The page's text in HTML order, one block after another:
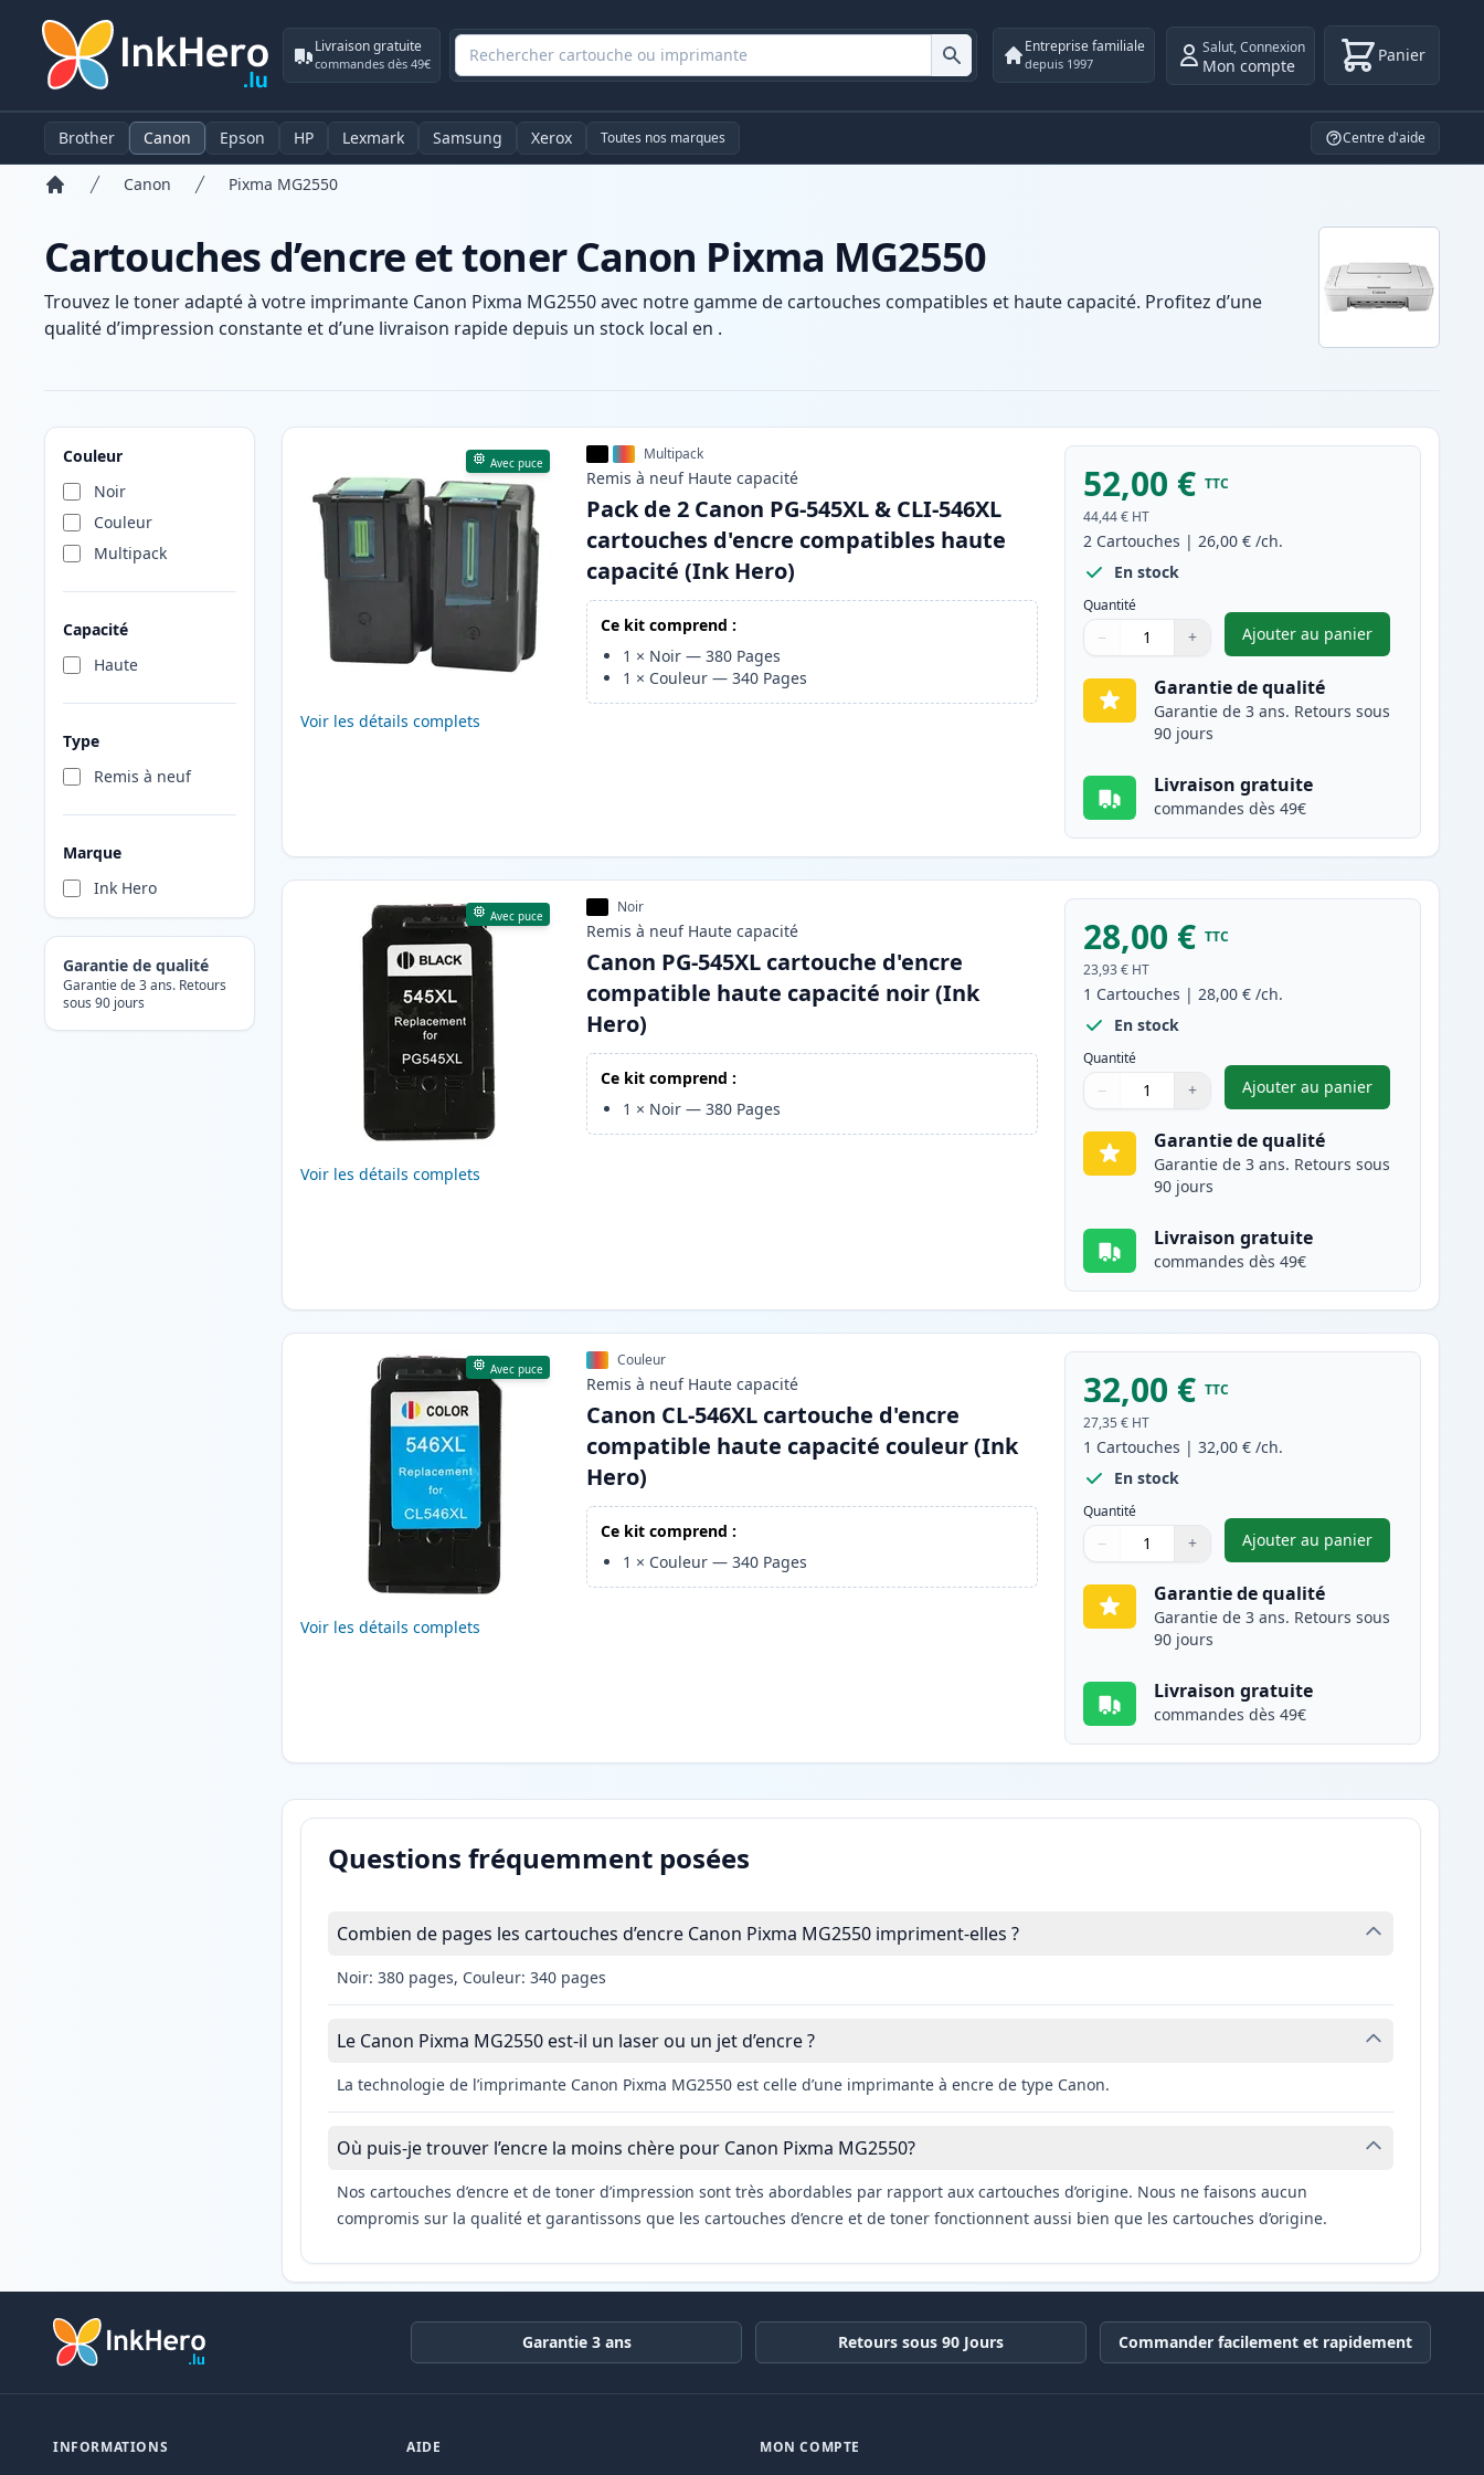
Livraison gratuite
commandes dès 49€
Entreprise familiale
depuis 1997
Salut,Connexion
Mon compte Panier
Brother Canon Epson HP Lexmark Samsung Xerox Toutes nos marques Centre d'aide
Canon Pixma MG2550
Cartouches d’encre et toner Canon Pixma MG2550
Trouvez le toner adapté à votre imprimante Canon Pixma MG2550 avec notre gamme de cartouches compatibles et haute capacité. Profitez d’une
qualité d’impression constante et d’une livraison rapide depuis un stock local en .
Couleur
Noir
Couleur
Multipack
Capacité
Haute
Type
Remis à neuf
Marque
Ink Hero
Garantie de qualité
Garantie de 3 ans. Retours
sous 90 jours
Produits
Avec puce
Voir les détails complets
Multipack
Remis à neuf Haute capacité
Pack de 2 Canon PG-545XL & CLI-546XL
cartouches d'encre compatibles haute
capacité (Ink Hero)
Ce kit comprend :
1 × Noir —380 Pages
1 × Couleur —340 Pages
52,00 € TTC
44,44 € HT
2 Cartouches |26,00 € /ch.
En stock
Quantité
Quantité
Utilisez les boutons pour ajuster
− +
Quantité
Ajouter au panier
,Pack de 2 Canon PG-
Garantie de qualité
Garantie de 3 ans. Retours sous
90 jours
Livraison gratuite
commandes dès 49€
Avec puce
Voir les détails complets
Noir
Remis à neuf Haute capacité
Canon PG-545XL cartouche d'encre
compatible haute capacité noir (Ink
Hero)
Ce kit comprend :
1 × Noir —380 Pages
28,00 € TTC
23,93 € HT
1 Cartouches |28,00 € /ch.
En stock
Quantité
Quantité
Utilisez les boutons pour ajuster
− +
Quantité
Ajouter au panier
,Canon PG-545XL
Garantie de qualité
Garantie de 3 ans. Retours sous
90 jours
Livraison gratuite
commandes dès 49€
Avec puce
Voir les détails complets
Couleur
Remis à neuf Haute capacité
Canon CL-546XL cartouche d'encre
compatible haute capacité couleur (Ink
Hero)
Ce kit comprend :
1 × Couleur —340 Pages
32,00 € TTC
27,35 € HT
1 Cartouches |32,00 € /ch.
En stock
Quantité
Quantité
Utilisez les boutons pour ajuster
− +
Quantité
Ajouter au panier
,Canon CL-546XL
Garantie de qualité
Garantie de 3 ans. Retours sous
90 jours
Livraison gratuite
commandes dès 49€
Questions fréquemment posées
Combien de pages les cartouches d’encre Canon Pixma MG2550 impriment-elles ?
Noir: 380 pages, Couleur: 340 pages
Le Canon Pixma MG2550 est-il un laser ou un jet d’encre ?
La technologie de l’imprimante Canon Pixma MG2550 est celle d’une imprimante à encre de type Canon.
Où puis-je trouver l’encre la moins chère pour Canon Pixma MG2550?
Nos cartouches d’encre et de toner d’impression sont très abordables par rapport aux cartouches d’origine. Nous ne faisons aucun
compromis sur la qualité et garantissons que les cartouches d’encre et de toner fonctionnent aussi bien que les cartouches d’origine.
Garantie 3 ans Retours sous 90 Jours Commander facilement et rapidement
INFORMATIONS AIDE MON COMPTE